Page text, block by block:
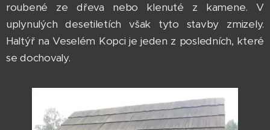
roubené ze dřeva nebo klenuté z kamene. V
uplynulých desetiletích však tyto stavby zmizely.
Haltýř na Veselém Kopci je jeden z posledních, které
se dochovaly.